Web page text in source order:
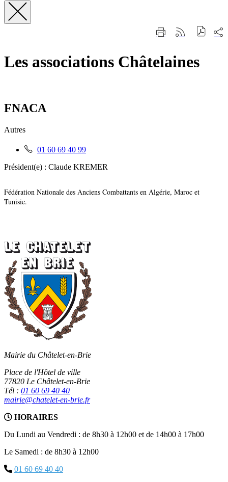
Fermer
ImprimerGénérer
RSS
sur
Les associations Châtelaines
FNACA
Autres
Téléphone
:
01 60 69 40 99
Président(e) : Claude KREMER
Fédération Nationale des Anciens Combattants en Algérie, Maroc et
Tunisie.
Mairie du Châtelet-en-Brie
Place de l'Hôtel de ville
77820 Le Châtelet-en-Brie
Tél : 01 60 69 40 40
mairie@chatelet-en-brie.fr
HORAIRES
Du Lundi au Vendredi : de 8h30 à 12h00 et de 14h00 à 17h00
Le Samedi : de 8h30 à 12h00
01 60 69 40 40